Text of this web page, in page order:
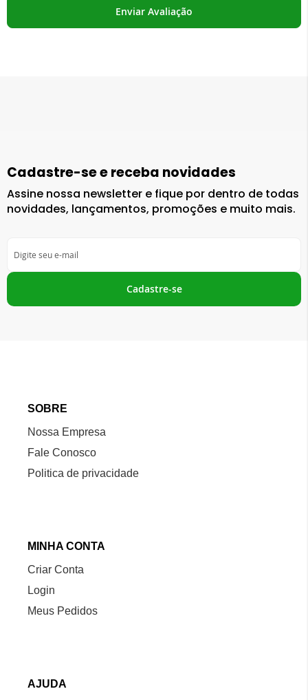
Enviar Avaliação
Cadastre-se e receba novidades
Assine nossa newsletter e fique por dentro de todas
novidades, lançamentos, promoções e muito mais.
se
na
Newsletter:
Cadastre-se
SOBRE
Nossa Empresa
Fale Conosco
Politica de privacidade
MINHA CONTA
Criar Conta
Login
Meus Pedidos
AJUDA